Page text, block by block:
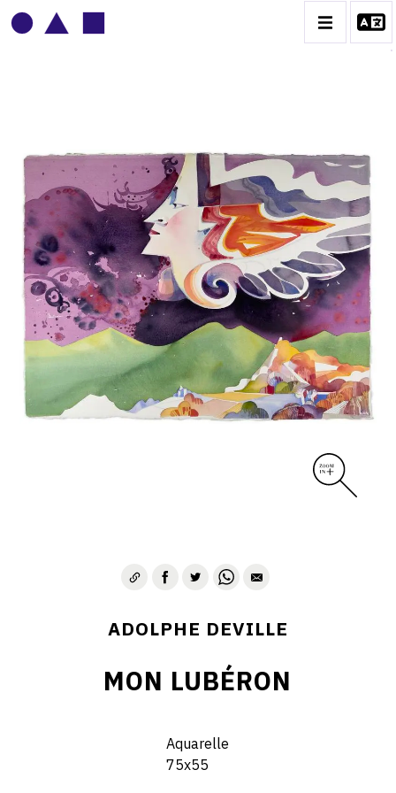
ADOLPHE DEVILLE
BIOGRAPHIE
CATALOGUE DES OEUVRES
CONTACT
ADOLPHE DEVILLE
MON LUBÉRON
Aquarelle
75x55